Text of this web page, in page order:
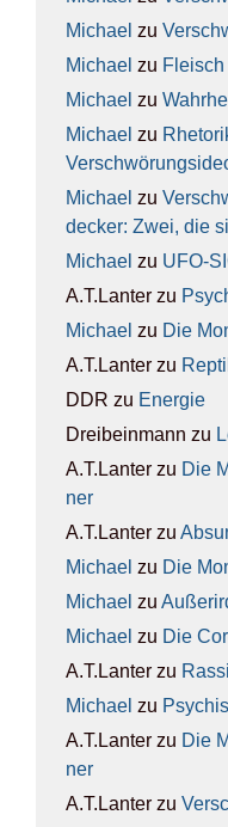
Michael zu
Michael zu Fleisch
Michael zu
Michael zu
Michael zu
de­cker: Zwei, die
Michael zu UFO-
A.T.Lanter zu
Michael zu Die
A.T.Lanter zu
DDR zu Ener­gie
Dreibeinmann zu
A.T.Lanter zu Die
ner
A.T.Lanter zu
Michael zu Die
Michael zu
Michael zu Die
A.T.Lanter zu
Michael zu
A.T.Lanter zu Die
ner
A.T.Lanter zu